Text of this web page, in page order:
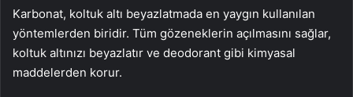
Karbonat, koltuk altı beyazlatmada en yaygın kullanılan
yöntemlerden biridir. Tüm gözeneklerin açılmasını sağlar,
koltuk altınızı beyazlatır ve deodorant gibi kimyasal
maddelerden korur.